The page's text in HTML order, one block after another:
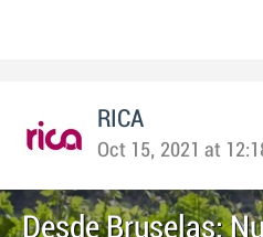
RICA
Oct 15, 2021 at
Desde Bruselas: